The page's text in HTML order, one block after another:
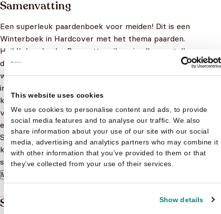
This website uses cookies
We use cookies to personalise content and ads, to provide
social media features and to analyse our traffic. We also
share information about your use of our site with our social
media, advertising and analytics partners who may combine it
with other information that you’ve provided to them or that
they’ve collected from your use of their services.
Show details
Samenvatting
Een superleuk paardenboek voor meiden! Dit is een
Winterboek in Hardcover met het thema paarden.
Hoi! Ik ben Lucky Prescott en ik ga je alles vertellen over
de beste tijd van het jaar: winter in Miradero! Ik kan niet
wachten om je te laten zien hoe het Wilde Westen eruitziet
in de sneeuw, hoe je paarden moet verzorgen wanneer het
koud wordt, en alle winterse tradities die mijn beste
vriendinnen en ik hebben! Mijn vriendinnen Pru en Abigail
en allerlei andere mensen in Miradero (en zelfs mijn paard
Spirit) hebben me geholpen om speciaal voor jou leuke
knutsels, quizzen en spelletjes te bedenken. Kom, laten we
snel aan de slag gaan! Lucky
Meer lezen
Specificaties